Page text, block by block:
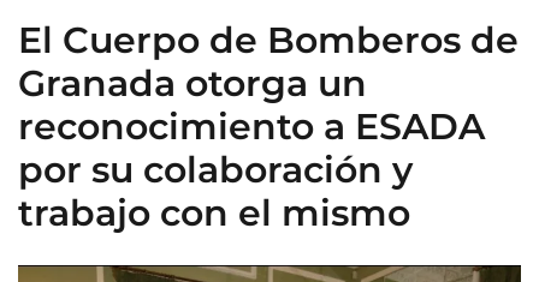
El Cuerpo de Bomberos de
Granada otorga un
reconocimiento a ESADA
por su colaboración y
trabajo con el mismo